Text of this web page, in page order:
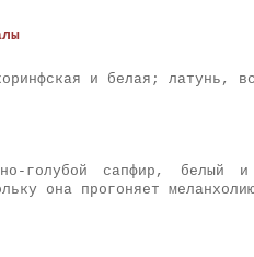
и белая; латунь,
голубой сапфир,
она прогоняет